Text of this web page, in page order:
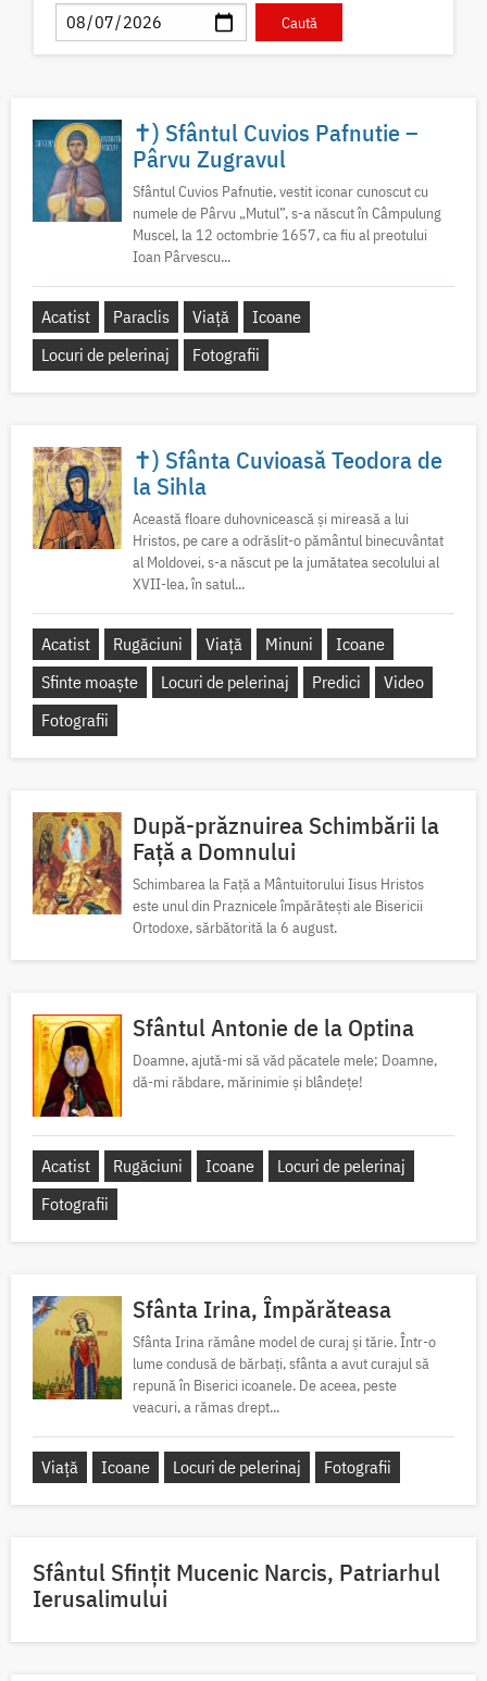
✝) Sfântul Cuvios Pafnutie –
Pârvu Zugravul
Sfântul Cuvios Pafnutie, vestit iconar cunoscut cu
numele de Pârvu „Mutul”, s-a născut în Câmpulung
Muscel, la 12 octombrie 1657, ca fiu al preotului
Ioan Pârvescu...
Acatist Paraclis Viață
Icoane
Locuri de pelerinaj
Fotografii
✝) Sfânta Cuvioasă Teodora de
la Sihla
Această floare duhovnicească și mireasă a lui
Hristos, pe care a odrăslit-o pământul binecuvântat
al Moldovei, s-a născut pe la jumătatea secolului al
XVII-lea, în satul...
Acatist Rugăciuni Viață Minuni
Icoane
Sfinte moaște
Locuri de pelerinaj Predici
Video
Fotografii
După-prăznuirea Schimbării la
Față a Domnului
Schimbarea la Față a Mântuitorului Iisus Hristos
este unul din Praznicele împărătești ale Bisericii
Ortodoxe, sărbătorită la 6 august.
Sfântul Antonie de la Optina
Doamne, ajută-mi să văd păcatele mele; Doamne,
dă-mi răbdare, mărinimie şi blândeţe!
Acatist Rugăciuni Icoane
Locuri de pelerinaj
Fotografii
Sfânta Irina, Împărăteasa
Sfânta Irina rămâne model de curaj și tărie. Într-o
lume condusă de bărbați, sfânta a avut curajul să
repună în Biserici icoanele. De aceea, peste
veacuri, a rămas drept...
Viață Icoane Locuri de pelerinaj Fotografii
Sfântul Sfinţit Mucenic Narcis, Patriarhul
Ierusalimului